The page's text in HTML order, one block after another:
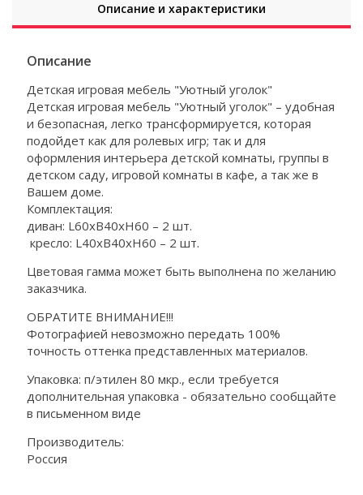
Описание и характеристики
Описание
Детская игровая мебель "Уютный уголок"
Детская игровая мебель "Уютный уголок" – удобная
и безопасная, легко трансформируется, которая
подойдет как для ролевых игр; так и для
оформления интерьера детской комнаты, группы в
детском саду, игровой комнаты в кафе, а так же в
Вашем доме.
Комплектация:
диван: L60xB40xH60 – 2 шт.
кресло: L40xB40xH60 – 2 шт.
Цветовая гамма может быть выполнена по желанию
заказчика.
ОБРАТИТЕ ВНИМАНИЕ!!!
Фотографией невозможно передать 100%
точность оттенка представленных материалов.
Упаковка: п/этилен 80 мкр., если требуется
дополнительная упаковка - обязательно сообщайте
в письменном виде
Производитель:
Россия